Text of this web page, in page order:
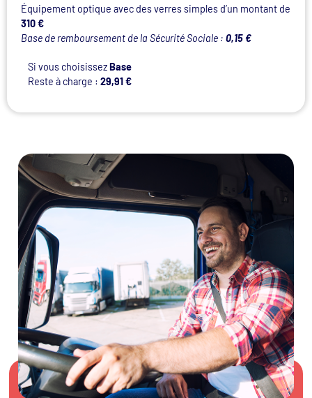
Équipement optique avec des verres simples d’un montant de
310 €
Base de remboursement de la Sécurité Sociale : 0,15 €
Si vous choisissezBase
Reste à charge : 29,91 €